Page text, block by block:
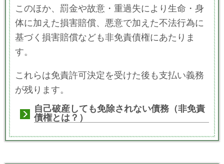
このほか、罰金や故意・重過失により生命・身
体に加えた損害賠償、悪意で加えた不法行為に
基づく損害賠償なども非免責債権にあたりま
す。
これらは免責許可決定を受けた後も支払い義務
が残ります。
自己破産しても免除されない債務（非免責
債権とは？）